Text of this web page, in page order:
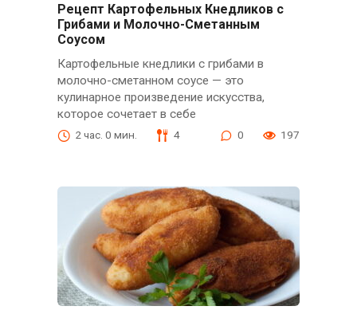
Рецепт Картофельных Кнедликов с
Грибами и Молочно-Сметанным
Соусом
Картофельные кнедлики с грибами в
молочно-сметанном соусе — это
кулинарное произведение искусства,
которое сочетает в себе
2 час. 0 мин. 4 0 197